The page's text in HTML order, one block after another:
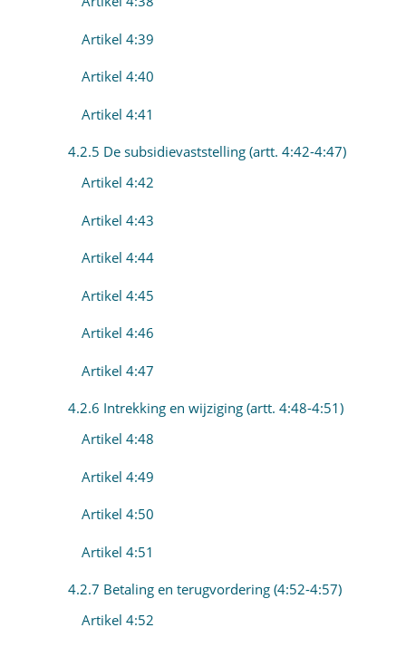
Artikel 4:39
Artikel 4:40
Artikel 4:41
4.2.5 De subsidievaststelling (artt. 4:42-4:47)
Artikel 4:42
Artikel 4:43
Artikel 4:44
Artikel 4:45
Artikel 4:46
Artikel 4:47
4.2.6 Intrekking en wijziging (artt. 4:48-4:51)
Artikel 4:48
Artikel 4:49
Artikel 4:50
Artikel 4:51
4.2.7 Betaling en terugvordering (4:52-4:57)
Artikel 4:52